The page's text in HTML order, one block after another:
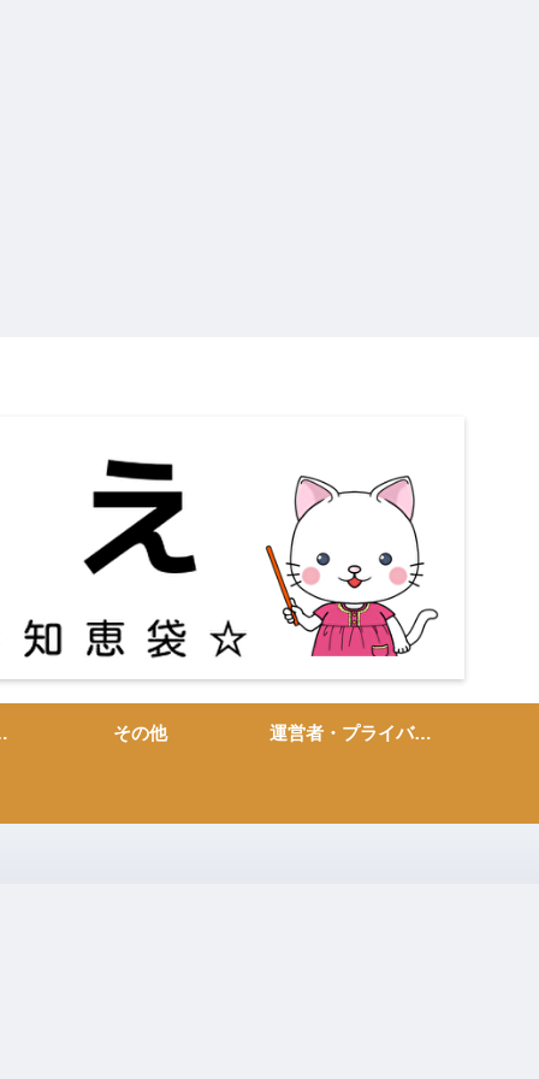
い換え その他 運営者・プライバシーポリシー